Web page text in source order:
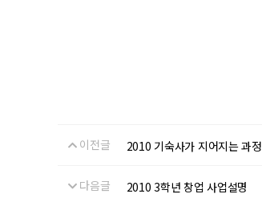
이전글 2010 기숙사가 지어지는 과정
다음글 2010 3학년 창업 사업설명